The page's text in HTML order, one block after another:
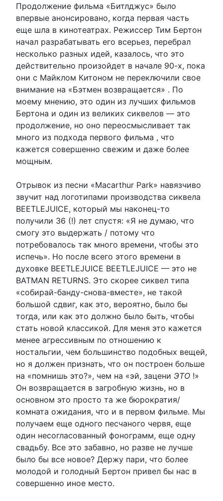
Продолжение фильма «Битлджус» было
впервые анонсировано, когда первая часть
еще шла в кинотеатрах. Режиссер Тим Бертон
начал разрабатывать его всерьез, перебрал
несколько разных идей, казалось, что это
действительно произойдет в начале 90-х, пока
они с Майклом Китоном не переключили свое
внимание на «Бэтмен возвращается» . По
моему мнению, это один из лучших фильмов
Бертона и один из великих сиквелов — это
продолжение, но оно переосмысливает так
много из подхода первого фильма , что
кажется совершенно свежим и даже более
мощным.
Отрывок из песни «Macarthur Park» навязчиво
звучит над логотипами производства сиквела
BEETLEJUICE, который мы наконец-то
получили 36 (!) лет спустя: «Я не думаю, что
смогу это выдержать / потому что
потребовалось так много времени, чтобы это
испечь». Но после всего этого времени в
духовке BEETLEJUICE BEETLEJUICE — это не
BATMAN RETURNS. Это скорее сиквел типа
«собирай-банду-снова-вместе», не такой
большой сдвиг, как это, вероятно, было бы
тогда, или как это должно было быть, чтобы
стать новой классикой. Для меня это кажется
менее агрессивным по отношению к
ностальгии, чем большинство подобных вещей,
но я должен признать, что он построен больше
на «помнишь это?», чем на «эй, зацени ЭТО !»
Он возвращается в загробную жизнь, но в
основном это просто та же бюрократия/
комната ожидания, что и в первом фильме. Мы
получаем еще одного песчаного червя, еще
один несогласованный фонограмм, еще одну
свадьбу. Все это забавно, но разве не лучше
было бы все новое? Держу пари, что более
молодой и голодный Бертон привел бы нас в
совершенно иное место.